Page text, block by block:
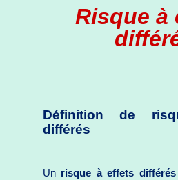
Risque à
Définition de
différés
Un risque à effets différés